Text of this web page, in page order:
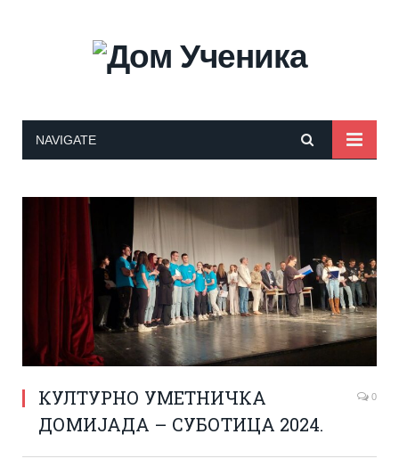
NAVIGATE
КУЛТУРНО УМЕТНИЧКА
ДОМИЈАДА – СУБОТИЦА 2024.
0